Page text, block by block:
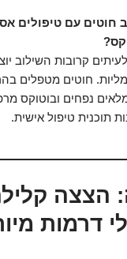
עם טיפולים
קרובות השילוב
חוטים מטפלים
נפחים ובוטוקס
תוכנית טיפול אישית.
הצצה
דרמות